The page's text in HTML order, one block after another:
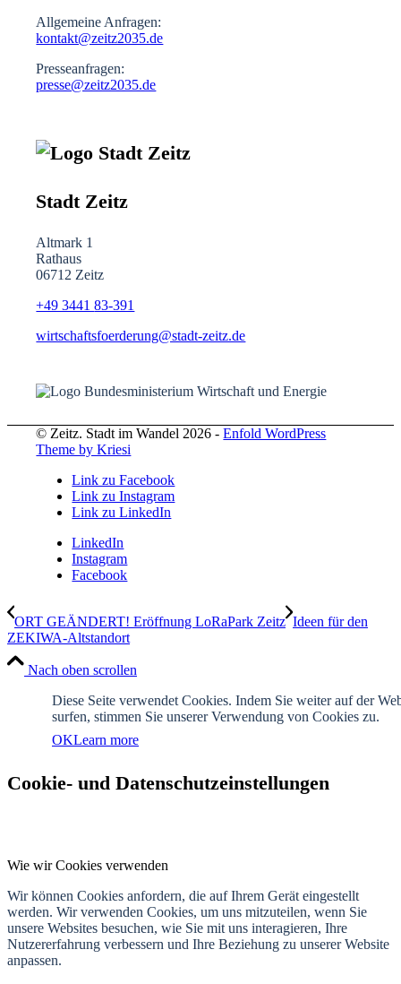
Allgemeine Anfragen:
kontakt@zeitz2035.de
Presseanfragen:
presse@zeitz2035.de
Stadt Zeitz
Altmark 1
Rathaus
06712 Zeitz
+49 344183-391
wirtschaftsfoerderung@stadt-zeitz.de
© Zeitz. Stadt im Wandel 2026 -Enfold WordPress
Theme by Kriesi
Link zu Facebook
Link zu Instagram
Link zu LinkedIn
LinkedIn
Instagram
Facebook
ORT GEÄNDERT! Eröffnung LoRaPark Zeitz Ideen für den
ZEKIWA-Altstandort
Nach oben scrollen
Diese Seite verwendet Cookies. Indem Sie weiter auf der
surfen, stimmen Sie unserer Verwendung von Cookies zu.
OKLearn more
Cookie- und Datenschutzeinstellungen
Wie wir Cookies verwenden
Wir können Cookies anfordern, die auf Ihrem Gerät eingestellt
werden. Wir verwenden Cookies, um uns mitzuteilen, wenn Sie
unsere Websites besuchen, wie Sie mit uns interagieren, Ihre
Nutzererfahrung verbessern und Ihre Beziehung zu unserer Website
anpassen.